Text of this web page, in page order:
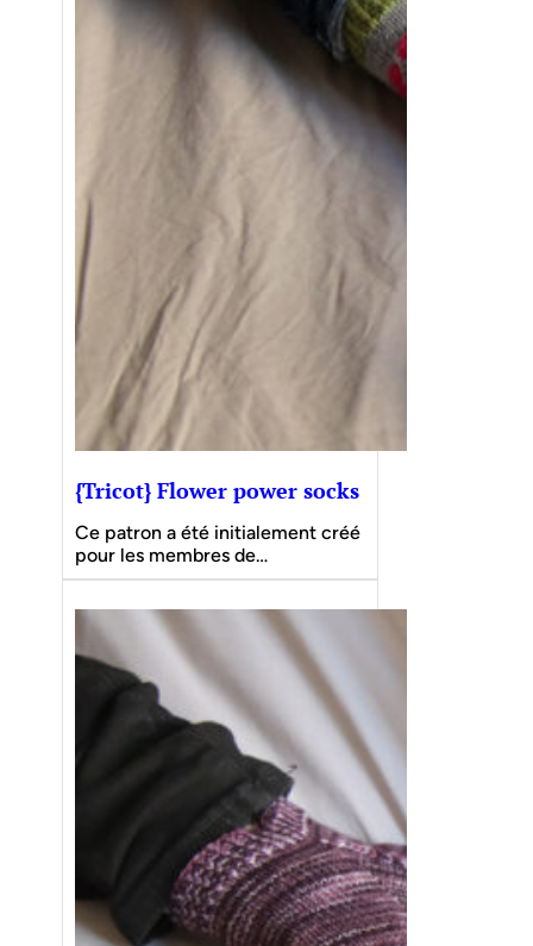
{Tricot} Flower power socks
Ce patron a été initialement créé
pour les membres de…